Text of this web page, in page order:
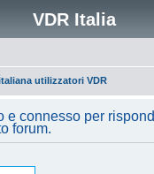
VDR Italia
utilizzatori VDR
e connesso per
forum.